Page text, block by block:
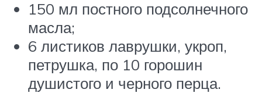
150 мл постного подсолнечного
масла;
6 листиков лаврушки, укроп,
петрушка, по 10 горошин
душистого и черного перца.